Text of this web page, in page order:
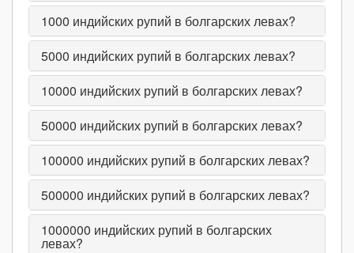
1000 индийских рупий в болгарских левах?
5000 индийских рупий в болгарских левах?
10000 индийских рупий в болгарских левах?
50000 индийских рупий в болгарских левах?
100000 индийских рупий в болгарских левах?
500000 индийских рупий в болгарских левах?
1000000 индийских рупий в болгарских
левах?